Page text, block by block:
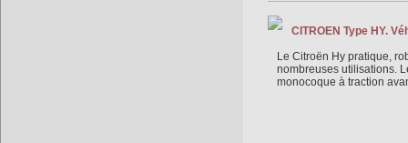
CITROEN Type HY.
Le Citroën Hy pratique,
nombreuses utilisations.
monocoque à traction